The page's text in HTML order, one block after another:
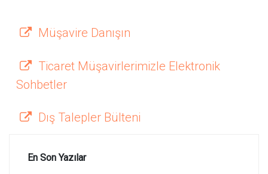
Müşavire Danışın
Ticaret Müşavirlerimizle Elektronik
Sohbetler
Dış Talepler Bülteni
En Son Yazılar